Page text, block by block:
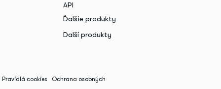
API
Ďalšie produkty
Další produkty
Pravidlá cookies
Ochrana osobných